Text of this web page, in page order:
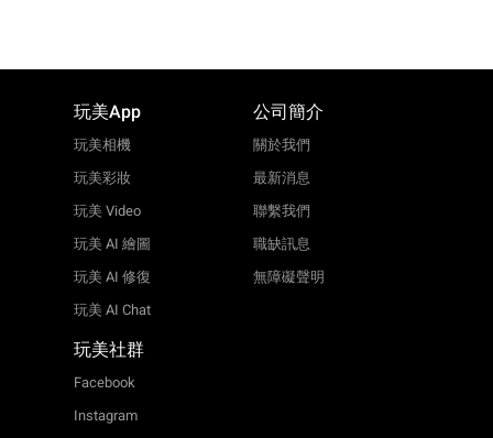
玩美App
玩美相機
玩美彩妝
玩美 Video
玩美 AI 繪圖
玩美 AI 修復
玩美 AI Chat
公司簡介
關於我們
最新消息
聯繫我們
職缺訊息
無障礙聲明
玩美社群
Facebook
Instagram